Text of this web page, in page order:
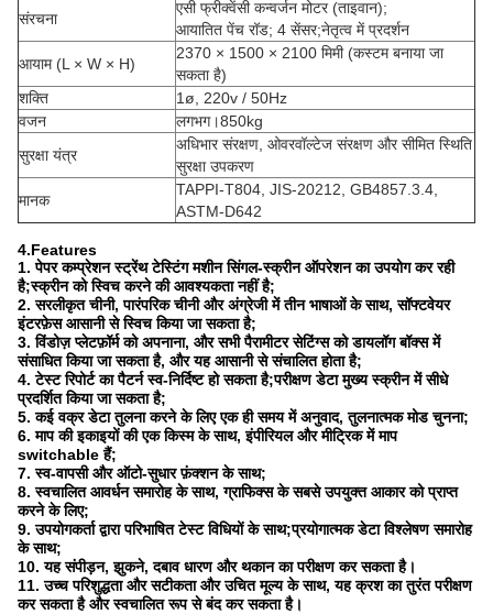
संरचना
एसी फ्रीक्वेंसी कन्वर्जन मोटर (ताइवान);
आयातित पेंच रॉड; 4 सेंसर;नेतृत्व में प्रदर्शन
आयाम (L × W × H)
2370 × 1500 × 2100 मिमी (कस्टम बनाया जा
सकता है)
शक्ति
1ø, 220v / 50Hz
वजन
लगभग।850kg
सुरक्षा यंत्र
अधिभार संरक्षण, ओवरवॉल्टेज संरक्षण और सीमित स्थिति
सुरक्षा उपकरण
मानक
TAPPI-T804, JIS-20212, GB4857.3.4,
ASTM-D642
4.Features
1. पेपर कम्प्रेशन स्ट्रेंथ टेस्टिंग मशीन सिंगल-स्क्रीन ऑपरेशन का उपयोग कर रही
है;स्क्रीन को स्विच करने की आवश्यकता नहीं है;
2. सरलीकृत चीनी, पारंपरिक चीनी और अंग्रेजी में तीन भाषाओं के साथ, सॉफ्टवेयर
इंटरफ़ेस आसानी से स्विच किया जा सकता है;
3. विंडोज़ प्लेटफ़ॉर्म को अपनाना, और सभी पैरामीटर सेटिंग्स को डायलॉग बॉक्स में
संसाधित किया जा सकता है, और यह आसानी से संचालित होता है;
4. टेस्ट रिपोर्ट का पैटर्न स्व-निर्दिष्ट हो सकता है;परीक्षण डेटा मुख्य स्क्रीन में सीधे
प्रदर्शित किया जा सकता है;
5. कई वक्र डेटा तुलना करने के लिए एक ही समय में अनुवाद, तुलनात्मक मोड चुनना;
6. माप की इकाइयों की एक किस्म के साथ, इंपीरियल और मीट्रिक में माप
switchable हैं;
7. स्व-वापसी और ऑटो-सुधार फ़ंक्शन के साथ;
8. स्वचालित आवर्धन समारोह के साथ, ग्राफिक्स के सबसे उपयुक्त आकार को प्राप्त
करने के लिए;
9. उपयोगकर्ता द्वारा परिभाषित टेस्ट विधियों के साथ;प्रयोगात्मक डेटा विश्लेषण समारोह
के साथ;
10. यह संपीड़न, झुकने, दबाव धारण और थकान का परीक्षण कर सकता है।
11. उच्च परिशुद्धता और सटीकता और उचित मूल्य के साथ, यह क्रश का तुरंत परीक्षण
कर सकता है और स्वचालित रूप से बंद कर सकता है।